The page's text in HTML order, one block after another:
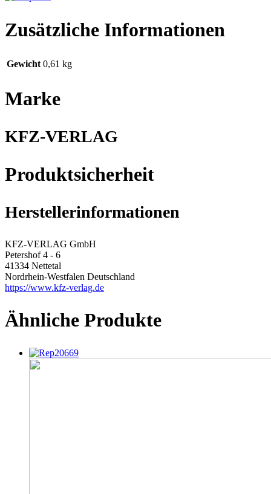
Zusätzliche Informationen
Gewicht 0,61 kg
Marke
KFZ-VERLAG
Produktsicherheit
Herstellerinformationen
KFZ-VERLAG GmbH
Petershof 4 - 6
41334 Nettetal
Nordrhein-Westfalen Deutschland
https://www.kfz-verlag.de
Ähnliche Produkte